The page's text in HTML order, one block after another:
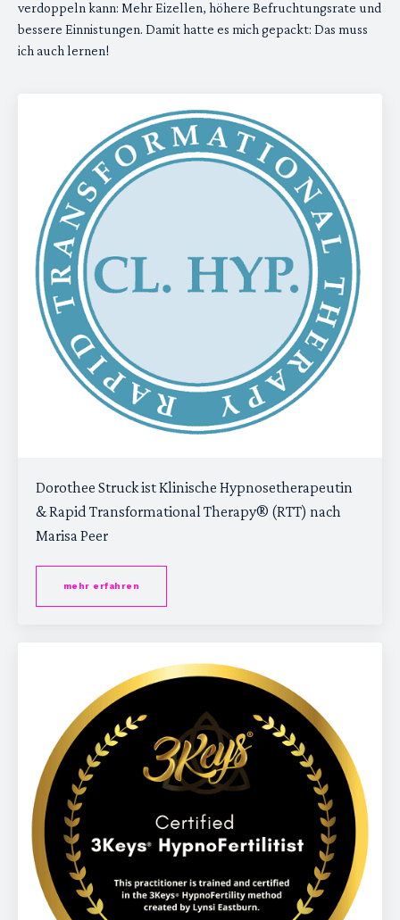
verdoppeln kann: Mehr Eizellen, höhere Befruchtungsrate und
bessere Einnistungen. Damit hatte es mich gepackt: Das muss
ich auch lernen!
Dorothee Struck ist Klinische Hypnosetherapeutin
& Rapid Transformational Therapy® (RTT) nach
Marisa Peer
mehr erfahren